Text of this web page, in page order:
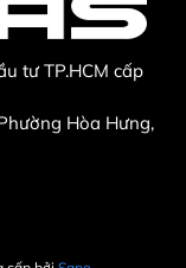
tư TP.HCM cấp
Hòa Hưng,